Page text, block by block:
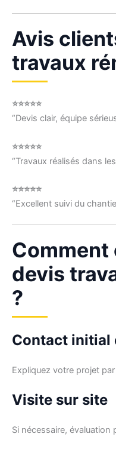
Avis
travaux
⭐⭐⭐⭐⭐
“Devis clair, équipe
⭐⭐⭐⭐⭐
“Travaux réalisés dans
⭐⭐⭐⭐⭐
“Excellent suivi du
Comment
devis
?
Contact initial
Expliquez votre projet
Visite sur site
Si nécessaire, évaluation